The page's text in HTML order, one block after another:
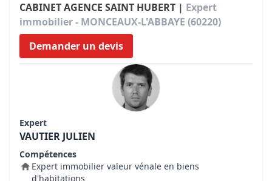
CABINET AGENCE SAINT HUBERT | Expert
immobilier - MONCEAUX-L'ABBAYE (60220)
Demander un devis
Expert
VAUTIER JULIEN
Compétences
Expert immobilier valeur vénale en biens
d'habitations